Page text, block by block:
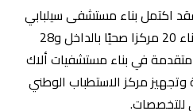
اكتمل بناء مستشفى سيلبابي
بسعة 150 سريرا كما اكتمل بناء 20 مركزا صحيًا بالداخل و28
في بناء مستشفيات ألاك
مركز الاستطباب الوطني
للتخصصات.